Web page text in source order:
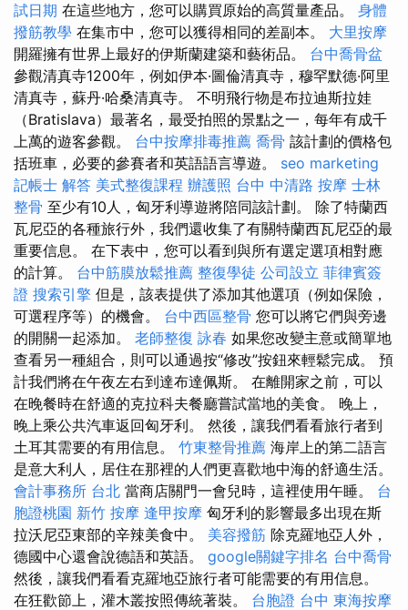
試日期 在這些地方，您可以購買原始的高質量產品。 身體
撥筋教學 在集市中，您可以獲得相同的差副本。 大里按摩
開羅擁有世界上最好的伊斯蘭建築和藝術品。 台中喬骨盆
參觀清真寺1200年，例如伊本·圖倫清真寺，穆罕默德·阿里
清真寺，蘇丹·哈桑清真寺。 不明飛行物是布拉迪斯拉娃
（Bratislava）最著名，最受拍照的景點之一，每年有成千
上萬的遊客參觀。 台中按摩排毒推薦 喬骨 該計劃的價格包
括班車，必要的參賽者和英語語言導遊。 seo marketing
記帳士 解答 美式整復課程 辦護照 台中 中清路 按摩 士林
整骨 至少有10人，匈牙利導遊將陪同該計劃。 除了特蘭西
瓦尼亞的各種旅行外，我們還收集了有關特蘭西瓦尼亞的最
重要信息。 在下表中，您可以看到與所有選定選項相對應
的計算。 台中筋膜放鬆推薦 整復學徒 公司設立 菲律賓簽
證 搜索引擎 但是，該表提供了添加其他選項（例如保險，
可選程序等）的機會。 台中西區整骨 您可以將它們與旁邊
的開關一起添加。 老師整復 詠春 如果您改變主意或簡單地
查看另一種組合，則可以通過按“修改”按鈕來輕鬆完成。 預
計我們將在午夜左右到達布達佩斯。 在離開家之前，可以
在晚餐時在舒適的克拉科夫餐廳嘗試當地的美食。 晚上，
晚上乘公共汽車返回匈牙利。 然後，讓我們看看旅行者到
土耳其需要的有用信息。 竹東整骨推薦 海岸上的第二語言
是意大利人，居住在那裡的人們更喜歡地中海的舒適生活。
會計事務所 台北 當商店關門一會兒時，這裡使用午睡。 台
胞證桃園 新竹 按摩 逢甲按摩 匈牙利的影響最多出現在斯
拉沃尼亞東部的辛辣美食中。 美容撥筋 除克羅地亞人外，
德國中心還會說德語和英語。 google關鍵字排名 台中喬骨
然後，讓我們看看克羅地亞旅行者可能需要的有用信息。
在狂歡節上，灌木叢按照傳統著裝。 台胞證 台中 東海按摩